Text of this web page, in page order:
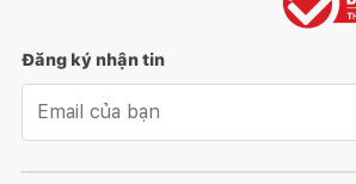
cho khách hàng.
+ Giao hàng nhanh chóng ngay khi có đơn
+ Nếu có bất cứ vấn đề xảy ra trong quá
Đăng ký nhận tin